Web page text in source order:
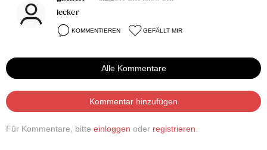
lecker
KOMMENTIEREN GEFÄLLT MIR
Alle Kommentare
Kommentar hinzufügen
Für Kommentare, bitte einloggen oder registrieren